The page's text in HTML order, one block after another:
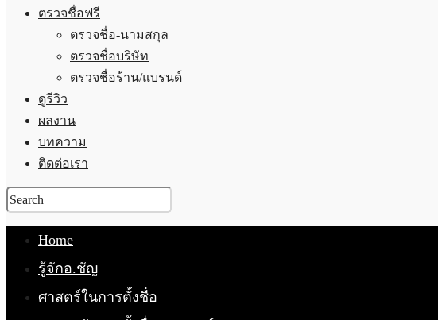
ตรวจชื่อฟรี
ตรวจชื่อ-นามสกุล
ตรวจชื่อบริษัท
ตรวจชื่อร้าน/แบรนด์
ดูรีวิว
ผลงาน
บทความ
ติดต่อเรา
Home
รู้จักอ.ชัญ
ศาสตร์ในการตั้งชื่อ